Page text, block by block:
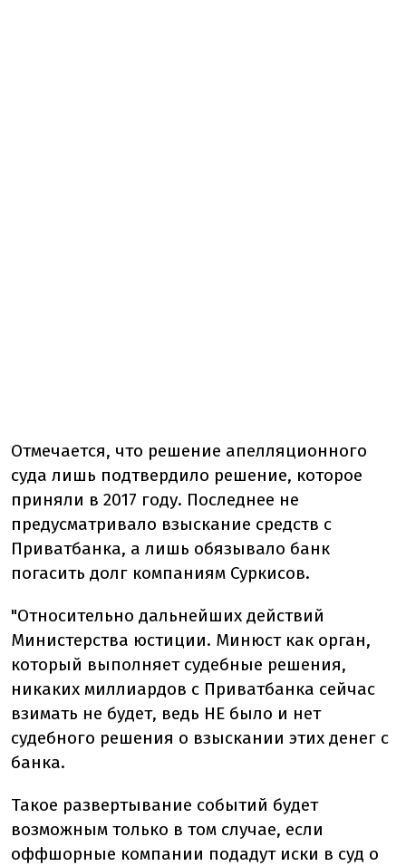
Отмечается, что решение апелляционного
суда лишь подтвердило решение, которое
приняли в 2017 году. Последнее не
предусматривало взыскание средств с
Приватбанка, а лишь обязывало банк
погасить долг компаниям Суркисов.
"Относительно дальнейших действий
Министерства юстиции. Минюст как орган,
который выполняет судебные решения,
никаких миллиардов с Приватбанка сейчас
взимать не будет, ведь НЕ было и нет
судебного решения о взыскании этих денег с
банка.
Такое развертывание событий будет
возможным только в том случае, если
оффшорные компании подадут иски в суд о